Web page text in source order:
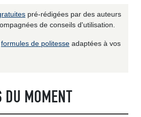
pré-rédigées par des auteurs
de conseils d'utilisation.
formules de politesse adaptées à vos
DU MOMENT